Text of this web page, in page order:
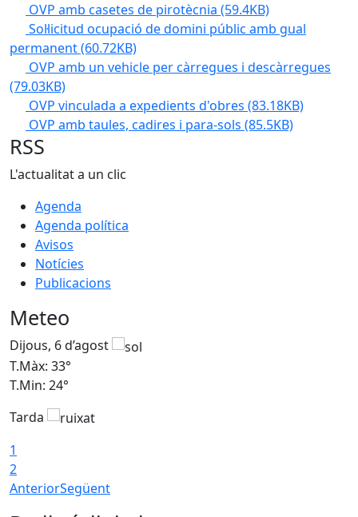
OVP amb casetes de pirotècnia (59.4KB)
Sol·licitud ocupació de domini públic amb gual
permanent(60.72KB)
OVP amb un vehicle per càrregues i descàrregues
(79.03KB)
OVP vinculada a expedients d'obres (83.18KB)
OVP amb taules, cadires i para-sols (85.5KB)
RSS
L'actualitat a un clic
Agenda
Agenda política
Avisos
Notícies
Publicacions
Meteo
Dijous, 6 d’agost
T.Màx: 33°
T.Min: 24°
Tarda
1
2
AnteriorSegüent